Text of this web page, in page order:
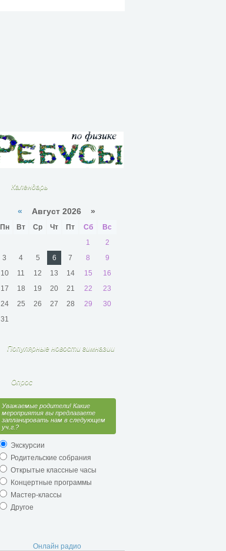
Календарь
« Август 2026 »
Пн Вт Ср Чт Пт Сб
Вс
1
2
3
4 5 6 7 8
9
10
11 12 13 14 15
16
17
18 19 20 21 22
23
24
25 26 27 28 29
30
31
Популярные новости гимназии
Опрос
Уважаемые родители! Какие
мероприятия вы предлагаете
запланировать нам в следующем
уч.г.?
Экскурсии
Родительские собрания
Открытые классные часы
Концертные программы
Мастер-классы
Другое
Онлайн радио